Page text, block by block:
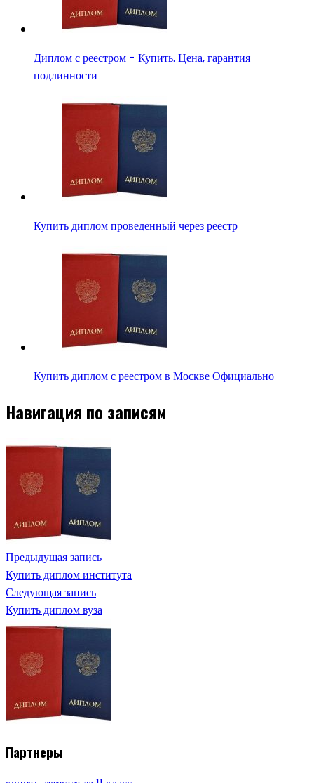
Диплом с реестром - Купить. Цена, гарантия
подлинности
Купить диплом проведенный через реестр
Купить диплом с реестром в Москве Официально
Навигация по записям
Предыдущая запись
Купить диплом института
Следующая запись
Купить диплом вуза
Партнеры